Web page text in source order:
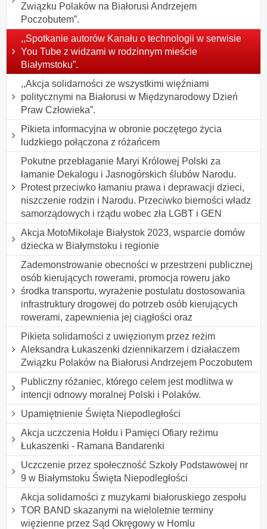
Związku Polaków na Białorusi Andrzejem
Poczobutem”.
,,Spotkanie autorów Kanału o technologii w serwisie
You Tube z widzami w rodzinnym mieście
Białymstoku”.
,,Akcja solidarności ze wszystkimi więźniami
politycznymi na Białorusi w Międzynarodowy Dzień
Praw Człowieka”.
Pikieta informacyjna w obronie poczętego życia
ludzkiego połączona z różańcem
Pokutne przebłaganie Maryi Królowej Polski za
łamanie Dekalogu i Jasnogórskich ślubów Narodu.
Protest przeciwko łamaniu prawa i deprawacji dzieci,
niszczenie rodzin i Narodu. Przeciwko bierności władz
samorządowych i rządu wobec zła LGBT i GEN
Akcja MotoMikołaje Białystok 2023, wsparcie domów
dziecka w Białymstoku i regionie
Zademonstrowanie obecności w przestrzeni publicznej
osób kierujących rowerami, promocja roweru jako
środka transportu, wyrażenie postulatu dostosowania
infrastruktury drogowej do potrzeb osób kierujących
rowerami, zapewnienia jej ciągłości oraz
Pikieta solidarności z uwięzionym przez reżim
Aleksandra Łukaszenki dziennikarzem i działaczem
Związku Polaków na Białorusi Andrzejem Poczobutem
Publiczny różaniec, którego celem jest modlitwa w
intencji odnowy moralnej Polski i Polaków.
Upamiętnienie Święta Niepodległości
Akcja uczczenia Hołdu i Pamięci Ofiary reżimu
Łukaszenki - Ramana Bandarenki
Uczczenie przez społeczność Szkoły Podstawowej nr
9 w Białymstoku Święta Niepodległości
Akcja solidarności z muzykami białoruskiego zespołu
TOR BAND skazanymi na wieloletnie terminy
więzienne przez Sąd Okręgowy w Homlu